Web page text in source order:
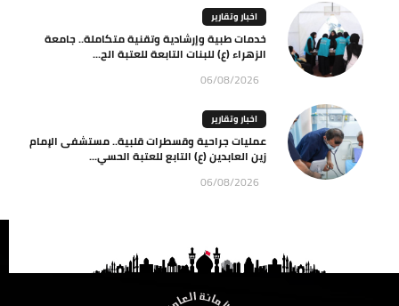
اخبار وتقارير
خدمات طبية وإرشادية وتقنية متكاملة.. جامعة
الزهراء (ع) للبنات التابعة للعتبة الح...
06/08/2026
اخبار وتقارير
عمليات جراحية وقسطرات قلبية.. مستشفى الإمام
زين العابدين (ع) التابع للعتبة الحسي...
06/08/2026